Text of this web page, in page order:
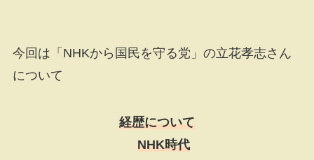
今回は「NHKから国民を守る党」の立花孝志さん
について
経歴について
NHK時代